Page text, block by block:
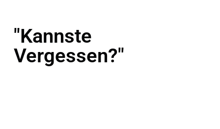
"Kannste
Vergessen?"